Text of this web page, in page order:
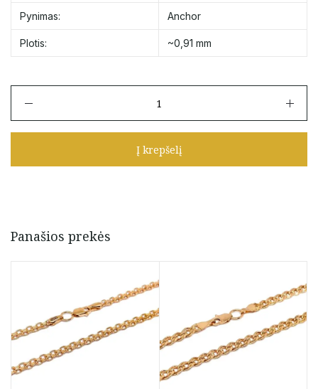
Pynimas: Anchor
Plotis: ~0,91 mm
Balto
"Anchor"
Į krepšelį
Panašios prekės